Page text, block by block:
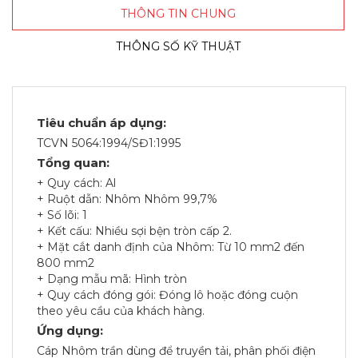
THÔNG TIN CHUNG
THÔNG SỐ KỸ THUẬT
Tiêu chuẩn áp dụng:
TCVN 5064:1994/SĐ1:1995
Tổng quan:
+ Quy cách: Al
+ Ruột dẫn: Nhôm Nhôm 99,7%
+ Số lõi: 1
+ Kết cấu: Nhiều sợi bện tròn cấp 2.
+ Mặt cắt danh định của Nhôm: Từ 10 mm2 đến
800 mm2
+ Dạng mẫu mã: Hình tròn
+ Quy cách đóng gói: Đóng lô hoặc đóng cuộn
theo yêu cầu của khách hàng.
Ứng dụng:
Cáp Nhôm trần dùng để truyền tải, phân phối điện